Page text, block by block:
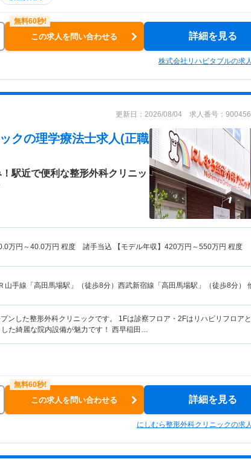
この求人を問い合わせる 詳細を見る
株式会社リハビタブルの求
更新日：2026/08/04 求人番号：
クの理学療法士求人(正職
駅近で便利な整形外科クリニッ
万円～40.0万円 程度 諸手当込 【モデル年収】 420万円～550万円 程度
山手線「高田馬場駅」（徒歩8分）西武新宿線「高田馬場駅」（徒歩8分）
ンした整形外科クリニックです。 1Fは診察フロア・2Fはリハビリフロア
た綺麗な院内設備が魅力です！ 西早稲田…
この求人を問い合わせる 詳細を見る
にしむら整形外科クリニックの求